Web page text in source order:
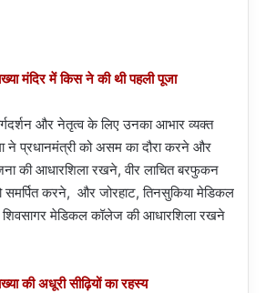
मंदिर में किस ने की थी पहली पूजा
और नेतृत्व के लिए उनका आभार व्यक्त
ने प्रधानमंत्री को असम का दौरा करने और
की आधारशिला रखने, वीर लाचित बरफुकन
समर्पित करने, और जोरहाट, तिनसुकिया मेडिकल
मेडिकल कॉलेज की आधारशिला रखने
की अधूरी सीढ़ियों का रहस्य